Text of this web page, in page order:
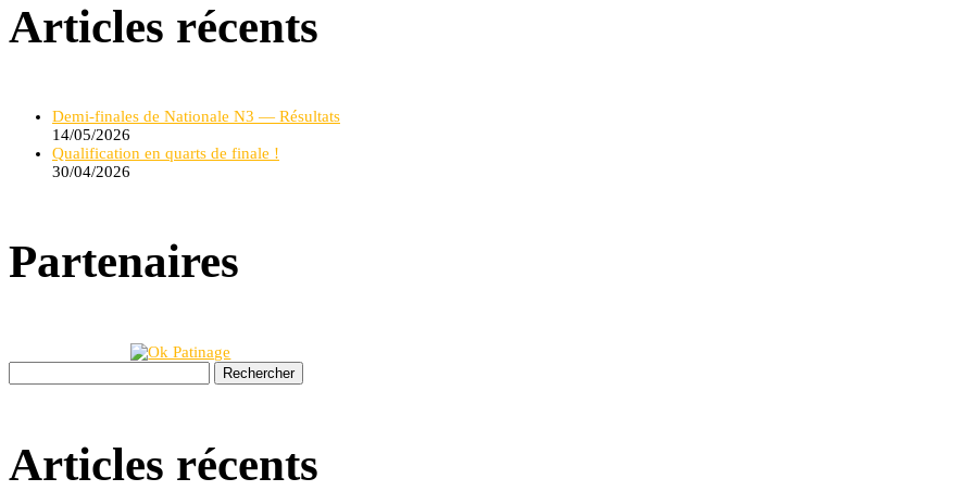
Articles récents
Demi-finales de Nationale N3 — Résultats
14/05/2026
Qualification en quarts de finale !
30/04/2026
Partenaires
Articles récents